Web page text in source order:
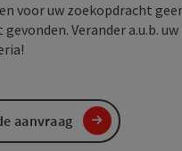
voor uw zoekopdracht
Verander a.u.b. uw
aanvraag